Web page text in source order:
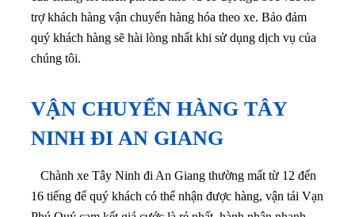
trợ khách hàng vận chuyển hàng hóa theo xe. Bảo đảm
quý khách hàng sẽ hài lòng nhất khi sử dụng dịch vụ của
chúng tôi.
VẬN CHUYỂN HÀNG TÂY
NINH ĐI AN GIANG
Chành xe Tây Ninh đi An Giang thường mất từ 12 đến
16 tiếng để quý khách có thể nhận được hàng, vận tải Vạn